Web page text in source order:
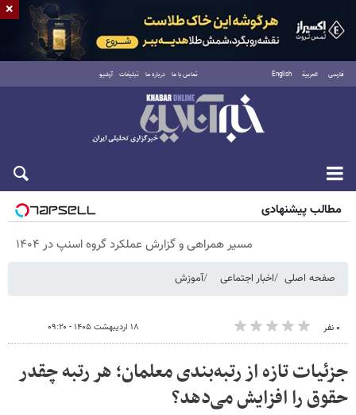
فارسی العربية English تماس با ما درباره ما تبلیغات آرشیو
پنجشنبه ۱۵ مرداد ۱۴۰۵
مطالب پیشنهادی
مسیر همراهی و گزارش عملکرد گروه اسنپ در ۱۴۰۴
صفحه اصلی اخبار اجتماعی آموزش
۰ نفر ۱۸ اردیبهشت ۱۴۰۵ - ۰۹:۲۰
جزئیات تازه از رتبه‌بندی معلمان؛ هر رتبه چقدر
حقوق را افزایش می‌دهد؟
×